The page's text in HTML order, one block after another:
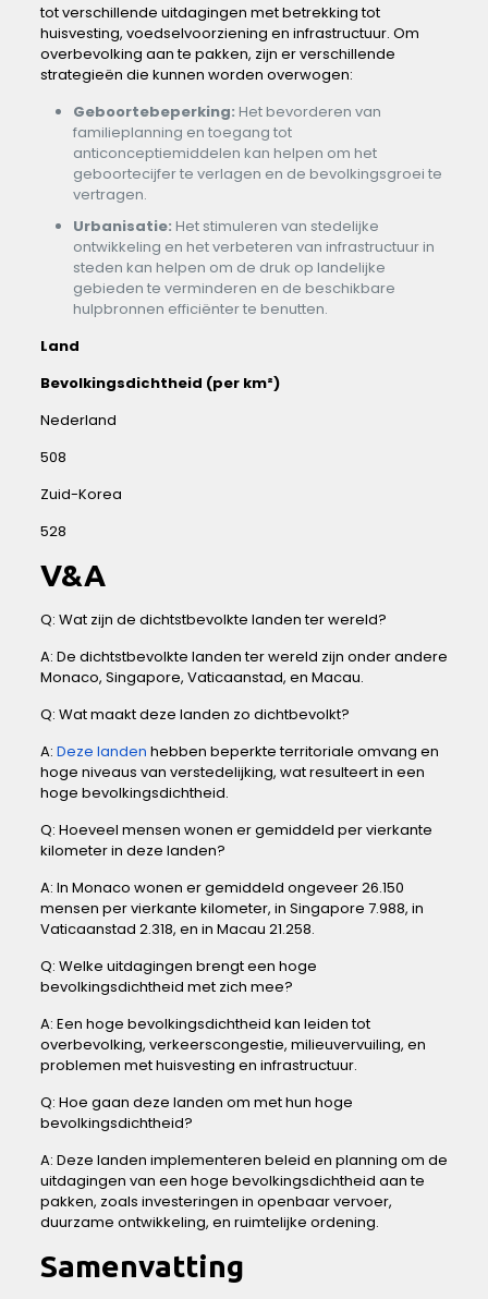
tot verschillende uitdagingen ‌met​ betrekking tot
⁤huisvesting, ⁤voedselvoorziening en infrastructuur. Om
overbevolking aan te​ pakken, zijn er verschillende
strategieën die kunnen worden overwogen:
Geboortebeperking: Het bevorderen van ​
familieplanning en toegang tot
anticonceptiemiddelen⁢ kan‌ helpen om het
geboortecijfer te ⁢verlagen en de⁢ bevolkingsgroei te
vertragen.
Urbanisatie: Het stimuleren van stedelijke‌
ontwikkeling en het verbeteren van infrastructuur⁢ in⁢
steden kan helpen ⁣om de druk op landelijke
gebieden ⁢te verminderen en de beschikbare
hulpbronnen efficiënter‌ te benutten.
Land
Bevolkingsdichtheid (per km²)
Nederland
508
Zuid-Korea
528
V&A
Q: Wat zijn de​ dichtstbevolkte ‍landen ter‌ wereld?
A: De dichtstbevolkte landen ter wereld⁤ zijn onder andere‌
Monaco, Singapore, Vaticaanstad, ‌en Macau.
Q: Wat ‌maakt deze landen⁤ zo dichtbevolkt?
A: Deze landen hebben beperkte territoriale omvang ‍en
hoge niveaus‌ van verstedelijking, wat resulteert in een
hoge bevolkingsdichtheid.
Q: Hoeveel ⁣mensen ⁣wonen er⁢ gemiddeld ​per​ vierkante
kilometer​ in deze landen?
A: In Monaco wonen er gemiddeld ⁤ongeveer 26.150
mensen⁤ per vierkante kilometer, in Singapore⁤ 7.988, in
Vaticaanstad ‌2.318, en in Macau 21.258.
Q: Welke uitdagingen ⁢brengt een hoge
bevolkingsdichtheid met zich mee?
A: ⁣Een hoge​ bevolkingsdichtheid kan‍ leiden tot
overbevolking, verkeerscongestie, milieuvervuiling, ⁣en
⁤problemen ‍met ​huisvesting‌ en infrastructuur.
Q: ​Hoe gaan deze landen om met‍ hun hoge‍
bevolkingsdichtheid?
A:‍ Deze landen ⁤implementeren‍ beleid​ en‌ planning‍ om de
uitdagingen van een hoge bevolkingsdichtheid ⁢aan⁤ te ​
pakken, zoals investeringen⁤ in openbaar vervoer,
duurzame ontwikkeling, ⁣en ruimtelijke ordening.
Samenvatting